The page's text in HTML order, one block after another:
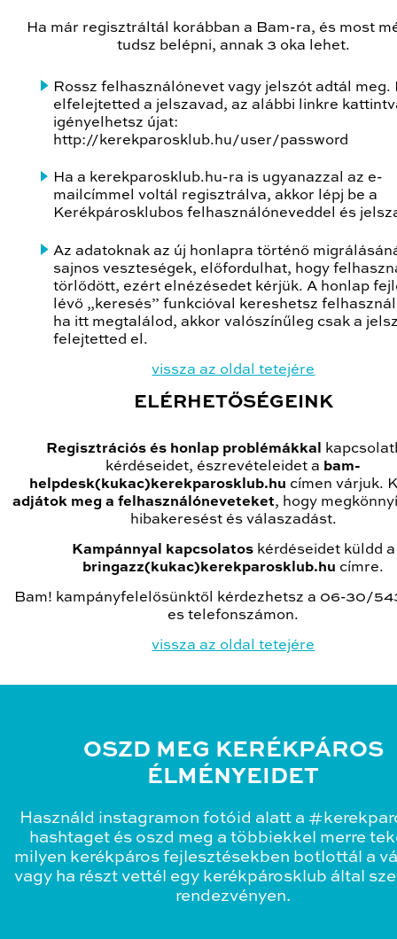
Ha már regisztráltál korábban a Bam-ra, és most
tudsz belépni, annak 3 oka lehet.
Rossz felhasználónevet vagy jelszót adtál meg.
elfelejtetted a jelszavad, az alábbi linkre
igényelhetsz újat:
http://kerekparosklub.hu/user/password
Ha a kerekparosklub.hu-ra is ugyanazzal az e-
mailcímmel voltál regisztrálva, akkor lépj be a
Kerékpárosklubos felhasználóneveddel és
Az adatoknak az új honlapra történő
sajnos veszteségek, előfordulhat, hogy
törlődött, ezért elnézésedet kérjük. A honlap
lévő „keresés” funkcióval kereshetsz
ha itt megtalálod, akkor valószínűleg csak a
felejtetted el.
vissza az oldal tetejére
ELÉRHETŐSÉGEINK
Regisztrációs és honlap problémákkal
kérdéseidet, észrevételeidet a bam-
helpdesk(kukac)kerekparosklub.hu címen várjuk.
adjátok meg a felhasználóneveteket, hogy
hibakeresést és válaszadást.
Kampánnyal kapcsolatos kérdéseidet küldd a
bringazz(kukac)kerekparosklub.hu címre.
Bam! kampányfelelősünktől kérdezhetsz a 06-30/
es telefonszámon.
vissza az oldal tetejére
OSZD MEG KERÉKPÁROS
ÉLMÉNYEIDET
Használd instagramon fotóid alatt a
hashtaget és oszd meg a többiekkel merre
milyen kerékpáros fejlesztésekben botlottál a
vagy ha részt vettél egy kerékpárosklub által
rendezvényen.